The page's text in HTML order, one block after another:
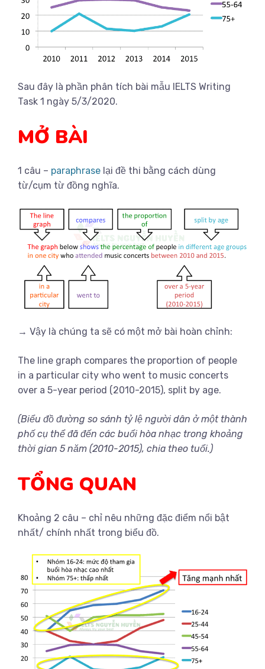
Sau đây là phần phân tích bài mẫu IELTS Writing
Task 1 ngày 5/3/2020.
MỞ BÀI
1 câu – paraphrase lại đề thi bằng cách dùng
từ/cụm từ đồng nghĩa.
→ Vậy là chúng ta sẽ có một mở bài hoàn chỉnh:
The line graph compares the proportion of people
in a particular city who went to music concerts
over a 5-year period (2010-2015), split by age.
(Biểu đồ đường so sánh tỷ lệ người dân ở một thành
phố cụ thể đã đến các buổi hòa nhạc trong khoảng
thời gian 5 năm (2010-2015), chia theo tuổi.)
TỔNG QUAN
Khoảng 2 câu – chỉ nêu những đặc điểm nổi bật
nhất/ chính nhất trong biểu đồ.